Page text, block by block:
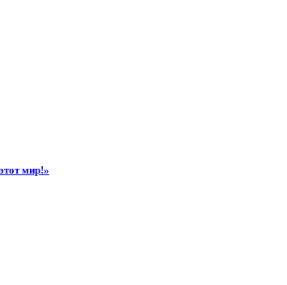
мир!»